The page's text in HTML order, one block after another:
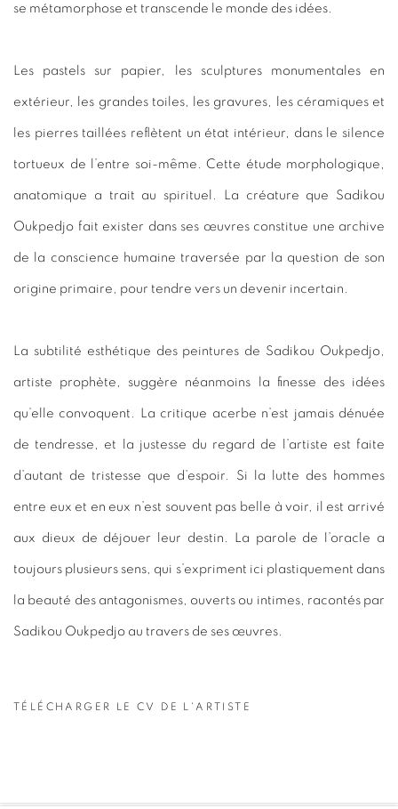
se métamorphose et transcende le monde des idées.
Les pastels sur papier, les sculptures monumentales en
extérieur, les grandes toiles, les gravures, les céramiques et
les pierres taillées reflètent un état intérieur, dans le silence
tortueux de l’entre soi-même. Cette étude morphologique,
anatomique a trait au spirituel. La créature que Sadikou
Oukpedjo fait exister dans ses œuvres constitue une archive
de la conscience humaine traversée par la question de son
origine primaire, pour tendre vers un devenir incertain.
La subtilité esthétique des peintures de Sadikou Oukpedjo,
artiste prophète, suggère néanmoins la finesse des idées
qu’elle convoquent. La critique acerbe n’est jamais dénuée
de tendresse, et la justesse du regard de l’artiste est faite
d’autant de tristesse que d’espoir. Si la lutte des hommes
entre eux et en eux n’est souvent pas belle à voir, il est arrivé
aux dieux de déjouer leur destin. La parole de l’oracle a
toujours plusieurs sens, qui s’expriment ici plastiquement dans
la beauté des antagonismes, ouverts ou intimes, racontés par
Sadikou Oukpedjo au travers de ses œuvres.
TÉLÉCHARGER LE CV DE L'ARTISTE